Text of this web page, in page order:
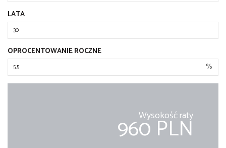
LATA
OPROCENTOWANIE ROCZNE
%
Wysokość raty
960 PLN